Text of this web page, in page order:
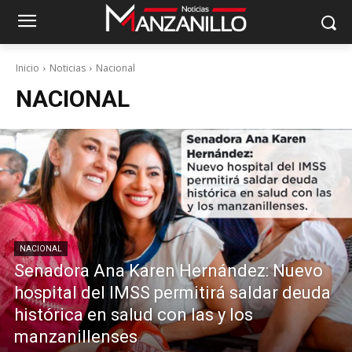
Inicio Noticias Nacional
NACIONAL
NACIONAL
Senadora Ana Karen Hernández: Nuevo
hospital del IMSS permitirá saldar deuda
histórica en salud con las y los
manzanillenses